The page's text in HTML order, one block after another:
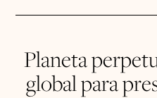
Planeta
global para